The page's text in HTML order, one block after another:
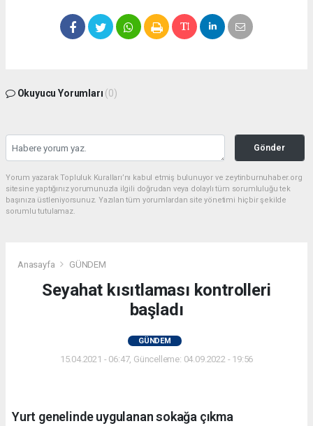
Okuyucu Yorumları (0)
Gönder
Yorum yazarak Topluluk Kuralları’nı kabul etmiş bulunuyor ve zeytinburnuhaber.org
sitesine yaptığınız yorumunuzla ilgili doğrudan veya dolaylı tüm sorumluluğu tek
başınıza üstleniyorsunuz. Yazılan tüm yorumlardan site yönetimi hiçbir şekilde
sorumlu tutulamaz.
Anasayfa GÜNDEM
Seyahat kısıtlaması kontrolleri
başladı
GÜNDEM
15.04.2021 - 06:47, Güncelleme: 04.09.2022 - 19:56
Yurt genelinde uygulanan sokağa çıkma